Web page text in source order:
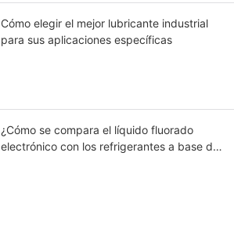
Cómo elegir el mejor lubricante industrial
para sus aplicaciones específicas
¿Cómo se compara el líquido fluorado
electrónico con los refrigerantes a base de